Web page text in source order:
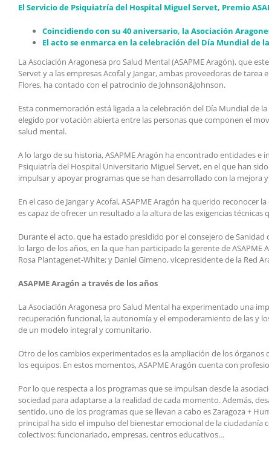
El Servicio de Psiquiatría del Hospital Miguel Servet, Premio
Coincidiendo con su 40 aniversario, la Asociación
El acto se enmarca en la celebración del Día Mundial de
La Asociación Aragonesa pro Salud Mental (ASAPME Aragón), que
Servet y a las empresas Acofal y Jangar, ambas proveedoras de
Flores, ha contado con el patrocinio de Johnson&Johnson.
Esta conmemoración está ligada a la celebración del Día Mundial de
elegido por votación abierta entre las personas que componen el
salud mental.
A lo largo de su historia, ASAPME Aragón ha encontrado entidades
Psiquiatría del Hospital Universitario Miguel Servet, en el que han
impulsar y apoyar programas que se han desarrollado con la mejora
En el caso de Jangar y Acofal, ASAPME Aragón ha querido
es capaz de ofrecer un resultado a la altura de las exigencias
Durante el acto, que ha estado presidido por el consejero de
lo largo de los años, en la que han participado la gerente de
Rosa Plantagenet-White; y Daniel Gimeno, vicepresidente de la Red
ASAPME Aragón a través de los años
La Asociación Aragonesa pro Salud Mental ha experimentado una
recuperación funcional, la autonomía y el empoderamiento de las y
de un modelo integral y comunitario.
Otro de los cambios experimentados es la ampliación de los
los equipos. En estos momentos, ASAPME Aragón cuenta con
Por lo que respecta a los programas que se impulsan desde la
sociedad para adaptarse a la realidad de cada momento. Además,
sentido, uno de los programas que se llevan a cabo es Zaragoza +
principal ha sido el impulso del bienestar emocional de la
colectivos: funcionariado, empresas, centros educativos…